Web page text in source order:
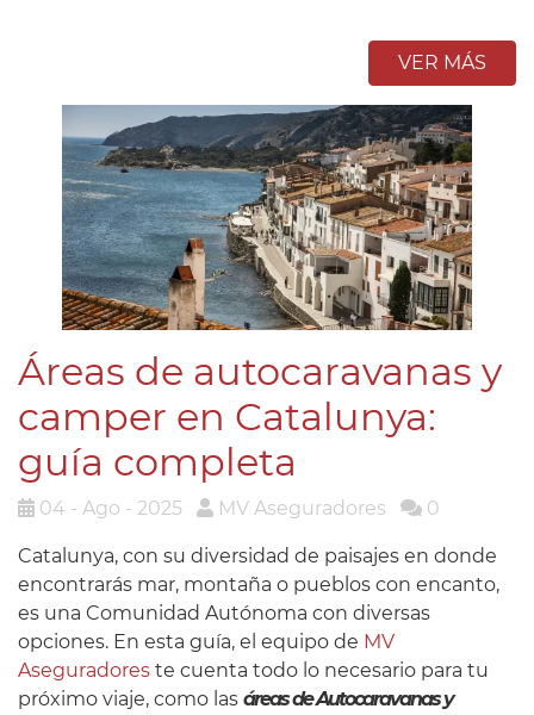
VER MÁS
Áreas de autocaravanas y
camper en Catalunya:
guía completa
04 - Ago - 2025 MV Aseguradores 0
Catalunya, con su diversidad de paisajes en donde
encontrarás mar, montaña o pueblos con encanto,
es una Comunidad Autónoma con diversas
opciones. En esta guía, el equipo de MV
Aseguradores te cuenta todo lo necesario para tu
próximo viaje, como las áreas de Autocaravanas y